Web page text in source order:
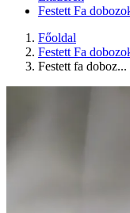
Festett Fa
Főoldal
Festett Fa
Festett fa doboz...